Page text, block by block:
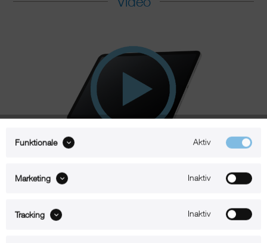
Funktionale Aktiv
Marketing Inaktiv
Tracking Inaktiv